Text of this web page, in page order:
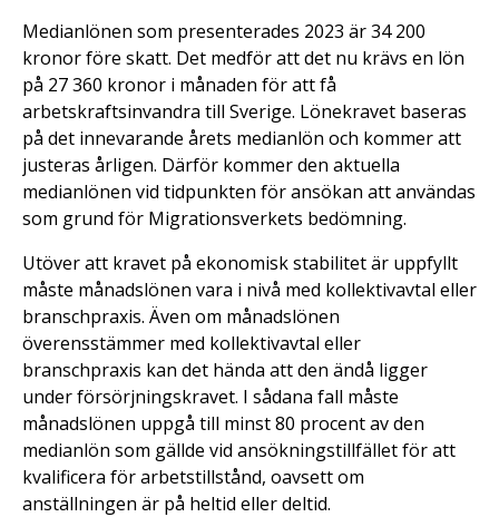
Medianlönen som presenterades 2023 är 34 200
kronor före skatt. Det medför att det nu krävs en lön
på 27 360 kronor i månaden för att få
arbetskraftsinvandra till Sverige. Lönekravet baseras
på det innevarande årets medianlön och kommer att
justeras årligen. Därför kommer den aktuella
medianlönen vid tidpunkten för ansökan att användas
som grund för Migrationsverkets bedömning.
Utöver att kravet på ekonomisk stabilitet är uppfyllt
måste månadslönen vara i nivå med kollektivavtal eller
branschpraxis. Även om månadslönen
överensstämmer med kollektivavtal eller
branschpraxis kan det hända att den ändå ligger
under försörjningskravet. I sådana fall måste
månadslönen uppgå till minst 80 procent av den
medianlön som gällde vid ansökningstillfället för att
kvalificera för arbetstillstånd, oavsett om
anställningen är på heltid eller deltid.